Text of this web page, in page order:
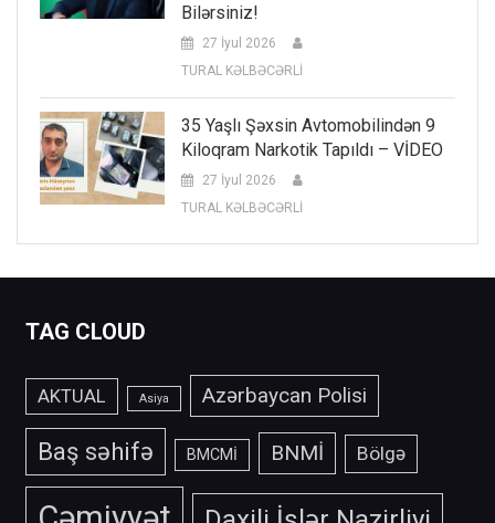
Bilərsiniz!
27 İyul 2026
TURAL KƏLBƏCƏRLİ
35 Yaşlı Şəxsin Avtomobilindən 9
Kiloqram Narkotik Tapıldı – VİDEO
27 İyul 2026
TURAL KƏLBƏCƏRLİ
TAG CLOUD
AKTUAL Asiya Azərbaycan Polisi
Baş səhifə BMCMİ BNMİ Bölgə